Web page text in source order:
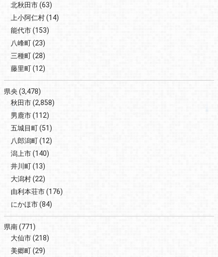
北秋田市(63)
上小阿仁村(14)
能代市(153)
八峰町(23)
三種町(28)
藤里町(12)
県央 (3,478)
秋田市(2,858)
男鹿市(112)
五城目町(51)
八郎潟町(12)
潟上市(140)
井川町(13)
大潟村(22)
由利本荘市(176)
にかほ市(84)
県南(771)
大仙市(218)
美郷町(29)